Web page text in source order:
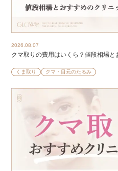
2026.08.07
クマ取りの費用はいくら？値段相場と
くま取り クマ・目元のたるみ